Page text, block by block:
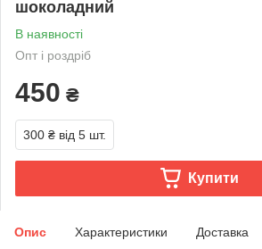
шоколадний
В наявності
Опт і роздріб
450 ₴
300 ₴ від 5 шт.
Купити
Опис Характеристики Доставка